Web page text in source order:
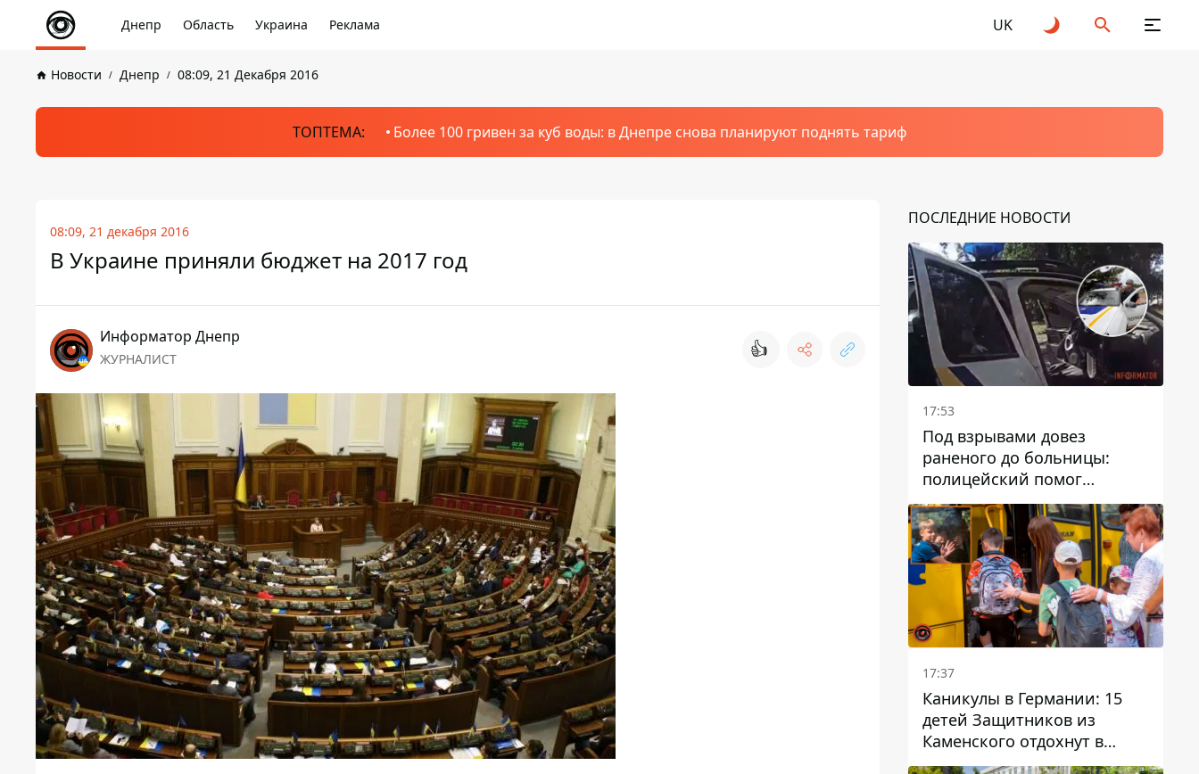
Днепр Область Украина Реклама UK
Новости Днепр 08:09, 21 Декабря 2016
ТОПТЕМА: Более 100 гривен за куб воды: в Днепре снова планируют поднять тариф
08:09, 21 декабря 2016
В Украине приняли бюджет на 2017 год
Информатор Днепр
ЖУРНАЛИСТ 👍
ПОСЛЕДНИЕ НОВОСТИ
17:53
Под взрывами довез
раненого до больницы:
полицейский помог
пострадавшему после атаки
на Каменский район
17:37
Каникулы в Германии: 15
детей Защитников из
Каменского отдохнут в
Вуппертале